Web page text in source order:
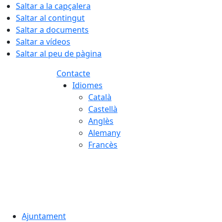
Saltar a la capçalera
Saltar al contingut
Saltar a documents
Saltar a vídeos
Saltar al peu de pàgina
Contacte
Idiomes
Català
Castellà
Anglès
Alemany
Francès
Ajuntament